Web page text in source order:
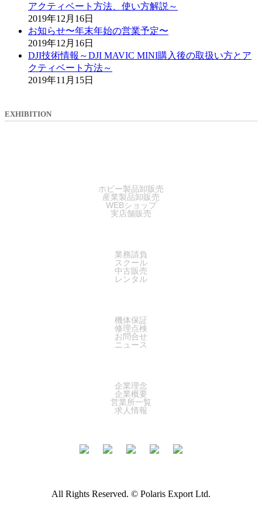
アクティベート方法、使い方解説～
2019年12月16日
お知らせ〜年末年始の営業予定〜
2019年12月16日
DJI技術情報～DJI MAVIC MINI購入後の取扱い方とア
クティベート方法～
2019年11月15日
EXHIBITION
ホビー製品卸販売
産業製品卸販売
WEBショップ
実店舗販売
業務請負
スクール
中古販売
レンタル
機体保証
修理点検
お問合せ
ニュース
企業理念
企業概要
営業所一覧
求人情報
All Rights Reserved. © Polaris Export Ltd.